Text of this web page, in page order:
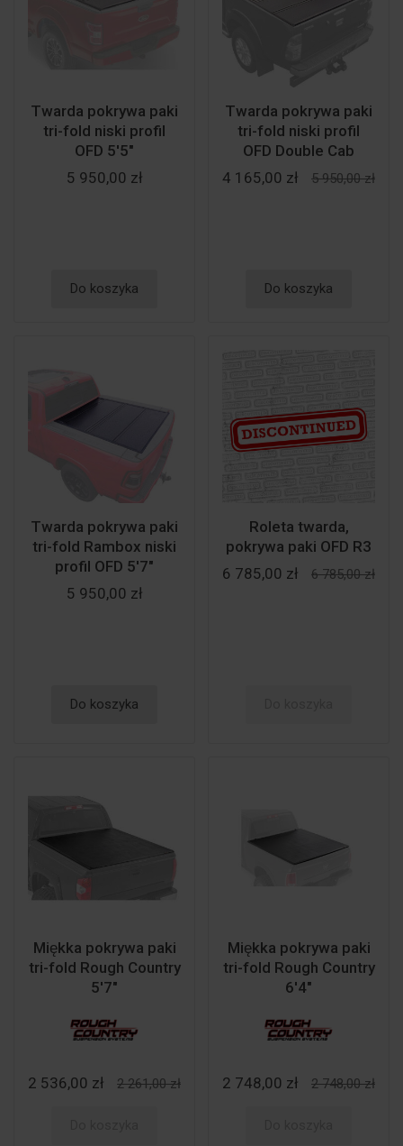
Twarda pokrywa paki
tri-fold niski profil
OFD 5'5"
5 950,00 zł
Do koszyka
Twarda pokrywa paki
tri-fold niski profil
OFD Double Cab
4 165,00 zł
5 950,00 zł
Do koszyka
Twarda pokrywa paki
tri-fold Rambox niski
profil OFD 5'7"
5 950,00 zł
Do koszyka
Roleta twarda,
pokrywa paki OFD R3
6 785,00 zł
6 785,00 zł
Miękka pokrywa paki
tri-fold Rough Country
5'7"
2 536,00 zł 2 261,00 zł
Miękka pokrywa paki
tri-fold Rough Country
6'4"
2 748,00 zł 2 748,00 zł